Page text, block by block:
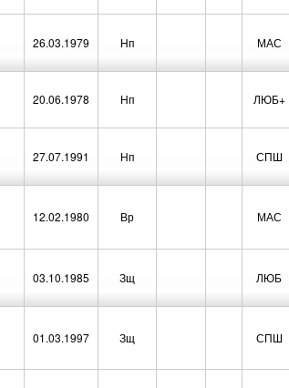
26.03.1979 Нп МАС
20.06.1978 Нп ЛЮБ+
27.07.1991 Нп СПШ
12.02.1980 Вр МАС
03.10.1985 Зщ ЛЮБ
01.03.1997 Зщ СПШ